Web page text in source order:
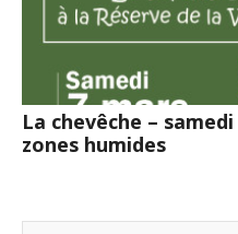
La chevêche –
zones humides